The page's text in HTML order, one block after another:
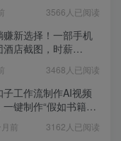
3566人已阅读
赚新选择！一部手机
酒店截图，时薪
3468人已阅读
子工作流制作AI视频
一键制作“假如书籍会
前 3162人已阅读